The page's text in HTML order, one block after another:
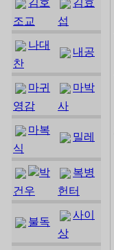
조교
섭
나대
찬
내공
마귀
영감
마박
사
마복
식
밀레
박
건우
복병
헌터
불독
사이
상